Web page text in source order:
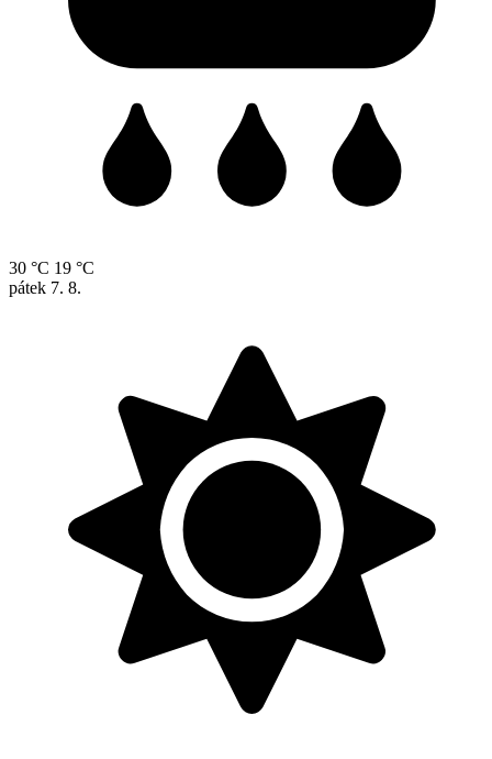
30 °C 19 °C
pátek 7. 8.